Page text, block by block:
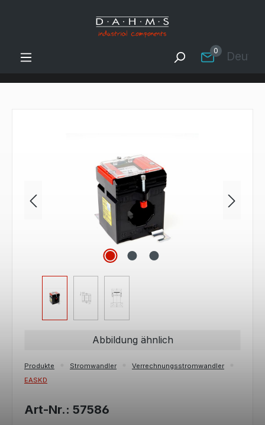
Zum Hauptinhalt springen
0
Abbildung ähnlich
Produkte Stromwandler
Verrechnungsstromwandler
EASKD
Art-Nr.: 57586